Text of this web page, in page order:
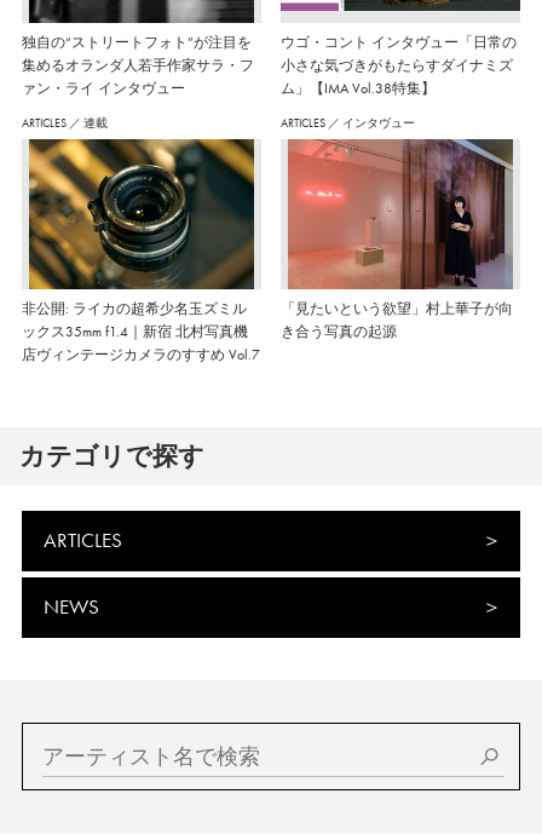
独自の“ストリートフォト”が注目を
集めるオランダ人若手作家サラ・フ
ァン・ライ インタヴュー
ウゴ・コント インタヴュー「日常の
小さな気づきがもたらすダイナミズ
ム」【IMA Vol.38特集】
ARTICLES ／ 連載
非公開: ライカの超希少名玉ズミル
ックス35mm f1.4｜新宿 北村写真機
店ヴィンテージカメラのすすめ Vol.7
ARTICLES ／ インタヴュー
「見たいという欲望」村上華子が向
き合う写真の起源
カテゴリで探す
ARTICLES
NEWS